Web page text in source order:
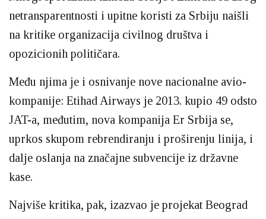
netransparentnosti i upitne koristi za Srbiju naišli
na kritike organizacija civilnog društva i
opozicionih političara.
Među njima je i osnivanje nove nacionalne avio-
kompanije: Etihad Airways je 2013. kupio 49 odsto
JAT-a, međutim, nova kompanija Er Srbija se,
uprkos skupom rebrendiranju i proširenju linija, i
dalje oslanja na značajne subvencije iz državne
kase.
Najviše kritika, pak, izazvao je projekat Beograd